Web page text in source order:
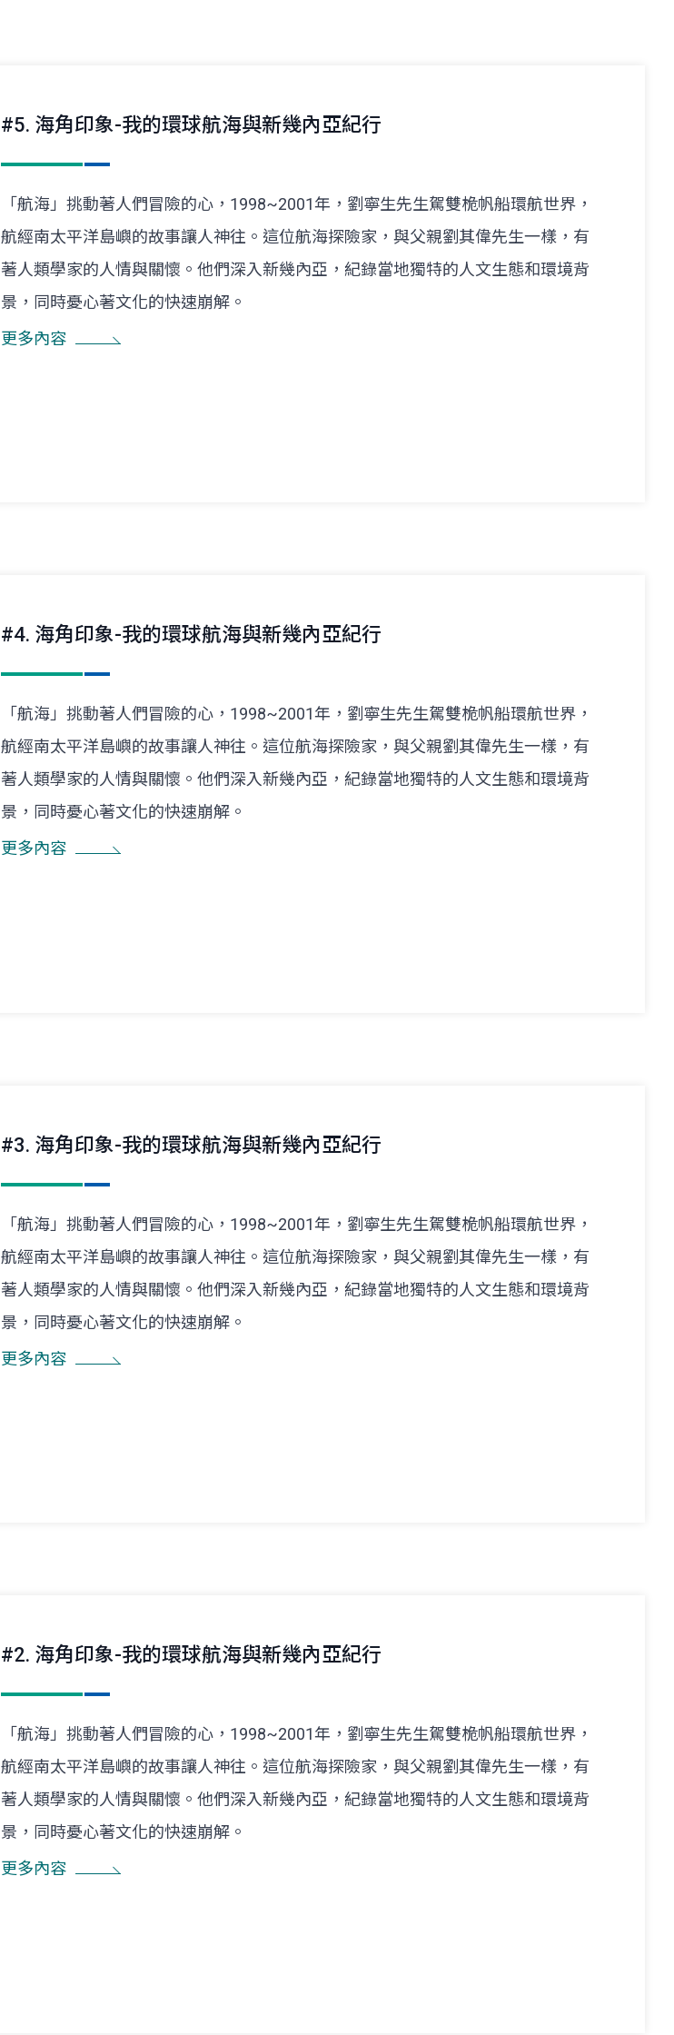
#5. 海角印象-我的環球航海與新幾內亞紀行
「航海」挑動著人們冒險的心，1998~2001年，劉寧生先生駕雙桅帆船環航世界，
航經南太平洋島嶼的故事讓人神往。這位航海探險家，與父親劉其偉先生一樣，有
著人類學家的人情與關懷。他們深入新幾內亞，紀錄當地獨特的人文生態和環境背
景，同時憂心著文化的快速崩解。
更多內容
#4. 海角印象-我的環球航海與新幾內亞紀行
「航海」挑動著人們冒險的心，1998~2001年，劉寧生先生駕雙桅帆船環航世界，
航經南太平洋島嶼的故事讓人神往。這位航海探險家，與父親劉其偉先生一樣，有
著人類學家的人情與關懷。他們深入新幾內亞，紀錄當地獨特的人文生態和環境背
景，同時憂心著文化的快速崩解。
更多內容
#3. 海角印象-我的環球航海與新幾內亞紀行
「航海」挑動著人們冒險的心，1998~2001年，劉寧生先生駕雙桅帆船環航世界，
航經南太平洋島嶼的故事讓人神往。這位航海探險家，與父親劉其偉先生一樣，有
著人類學家的人情與關懷。他們深入新幾內亞，紀錄當地獨特的人文生態和環境背
景，同時憂心著文化的快速崩解。
更多內容
#2. 海角印象-我的環球航海與新幾內亞紀行
「航海」挑動著人們冒險的心，1998~2001年，劉寧生先生駕雙桅帆船環航世界，
航經南太平洋島嶼的故事讓人神往。這位航海探險家，與父親劉其偉先生一樣，有
著人類學家的人情與關懷。他們深入新幾內亞，紀錄當地獨特的人文生態和環境背
景，同時憂心著文化的快速崩解。
更多內容